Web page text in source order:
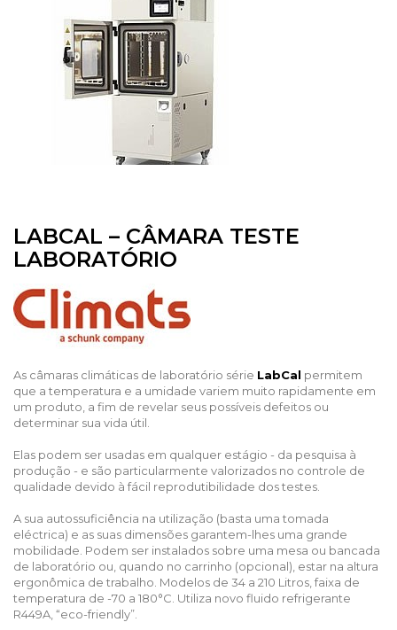
LABCAL – CÂMARA TESTE
LABORATÓRIO
As câmaras climáticas de laboratório série LabCal permitem
que a temperatura e a umidade variem muito rapidamente em
um produto, a fim de revelar seus possíveis defeitos ou
determinar sua vida útil.
Elas podem ser usadas em qualquer estágio - da pesquisa à
produção - e são particularmente valorizados no controle de
qualidade devido à fácil reprodutibilidade dos testes.
A sua autossuficiência na utilização (basta uma tomada
eléctrica) e as suas dimensões garantem-lhes uma grande
mobilidade. Podem ser instalados sobre uma mesa ou bancada
de laboratório ou, quando no carrinho (opcional), estar na altura
ergonômica de trabalho. Modelos de 34 a 210 Litros, faixa de
temperatura de -70 a 180°C. Utiliza novo fluido refrigerante
R449A, “eco-friendly”.